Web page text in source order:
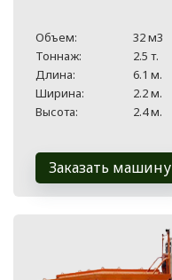
Объем:
32 м3
Тоннаж:
2.5 т.
Длина:
6.1 м.
Ширина:
2.2 м.
Высота:
2.4 м.
Заказать машину